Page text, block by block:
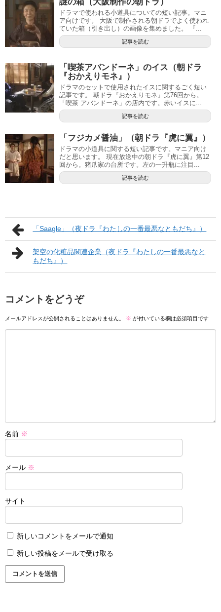
謎の箱（大阪制作の朝ドラ）
ドラマで使われる小道具についての短い記事。マニ
ア向けです。 大阪で制作される朝ドラでよく使われ
ていた箱（引き出し）の画像を集めました。 『...
記事を読む
「喫茶アバンドーネ」のイス（朝ドラ
『おかえりモネ』）
ドラマのセットで使用されたイスに関するごく短い
記事です。 朝ドラ『おかえりモネ』第76回から。
「喫茶 アバンドーネ」の店内です。赤いイスに...
記事を読む
「フジカメ醤油」（朝ドラ『虎に翼』）
ドラマの小道具に関する短い記事です。マニア向け
だと思います。 現在放送中の朝ドラ『虎に翼』第12
回から。猪爪家の台所です。左の一升瓶に注目...
記事を読む
「Saagle」（夜ドラ『わたしの一番最悪なともだち』）
架空の化粧品関連企業（夜ドラ『わたしの一番最悪なと
もだち』）
コメントをどうぞ
メールアドレスが公開されることはありません。 ※ が付いている欄は必須項目です
名前 ※
メール ※
サイト
新しいコメントをメールで通知
新しい投稿をメールで受け取る